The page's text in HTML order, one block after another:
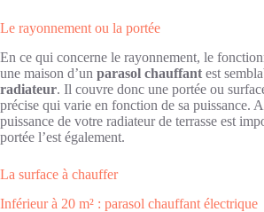
Le rayonnement ou la portée
En ce qui concerne le rayonnement, le
une maison d’un parasol chauffant est
radiateur. Il couvre donc une portée ou
précise qui varie en fonction de sa puissance.
puissance de votre radiateur de terrasse est
portée l’est également.
La surface à chauffer
Inférieur à 20 m² : parasol chauffant électrique